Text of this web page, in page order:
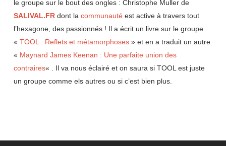
le groupe sur le bout des ongles : Christophe Muller de
SALIVAL.FRdont la communautéest active à travers tout
l’hexagone, des passionnés ! Il a écrit un livre sur le groupe
« TOOL : Reflets et métamorphoses» et en a traduit un autre
« Maynard James Keenan : Une parfaite union des
contraires« . Il va nous éclairé et on saura si TOOL est juste
un groupe comme els autres ou si c’est bien plus.